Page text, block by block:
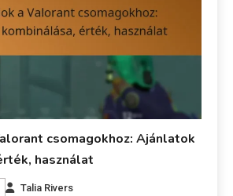
csomagokhoz: Ajánlatok
használat
Talia Rivers